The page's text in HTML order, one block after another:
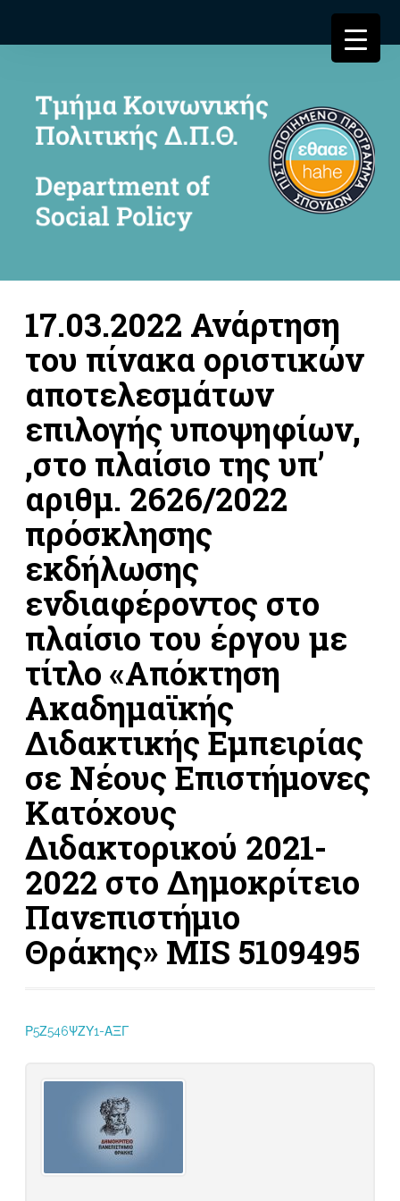
17.03.2022 Ανάρτηση
του πίνακα οριστικών
αποτελεσμάτων
επιλογής υποψηφίων,
,στο πλαίσιο της υπ’
αριθμ. 2626/2022
πρόσκλησης
εκδήλωσης
ενδιαφέροντος στο
πλαίσιο του έργου με
τίτλο «Απόκτηση
Ακαδημαϊκής
Διδακτικής Εμπειρίας
σε Νέους Επιστήμονες
Κατόχους
Διδακτορικού 2021-
2022 στο Δημοκρίτειο
Πανεπιστήμιο
Θράκης» MIS 5109495
Ρ5Ζ546ΨΖΥ1-ΑΞΓ